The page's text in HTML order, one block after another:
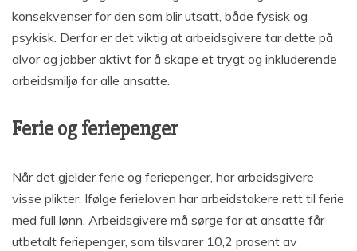
konsekvenser for den som blir utsatt, både fysisk og
psykisk. Derfor er det viktig at arbeidsgivere tar dette på
alvor og jobber aktivt for å skape et trygt og inkluderende
arbeidsmiljø for alle ansatte.
Ferie og feriepenger
Når det gjelder ferie og feriepenger, har arbeidsgivere
visse plikter. Ifølge ferieloven har arbeidstakere rett til ferie
med full lønn. Arbeidsgivere må sørge for at ansatte får
utbetalt feriepenger, som tilsvarer 10,2 prosent av